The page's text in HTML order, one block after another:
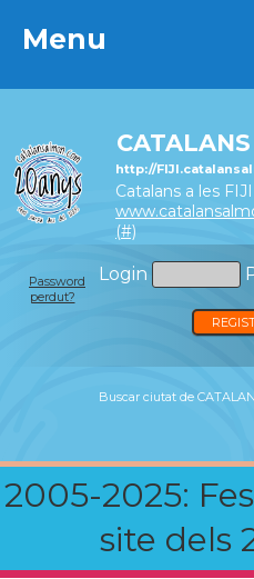
Menu
http://
Catalans a les
(#)
Login
Password
perdut?
Buscar ciutat de
2005-2025:
site dels
Menu